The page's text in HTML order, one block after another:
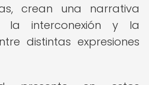
crean una narrativa
la interconexión y la
distintas expresiones